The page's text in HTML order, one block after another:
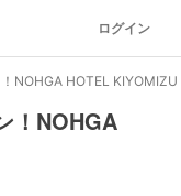
ログイン
NOHGA HOTEL KIYOMIZU
！NOHGA